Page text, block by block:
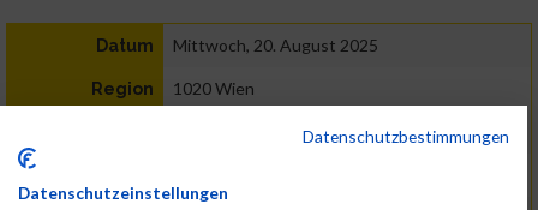
Datum Mittwoch, 20. August 2025
Region 1020 Wien
Datenschutzbestimmungen
Datenschutzeinstellungen